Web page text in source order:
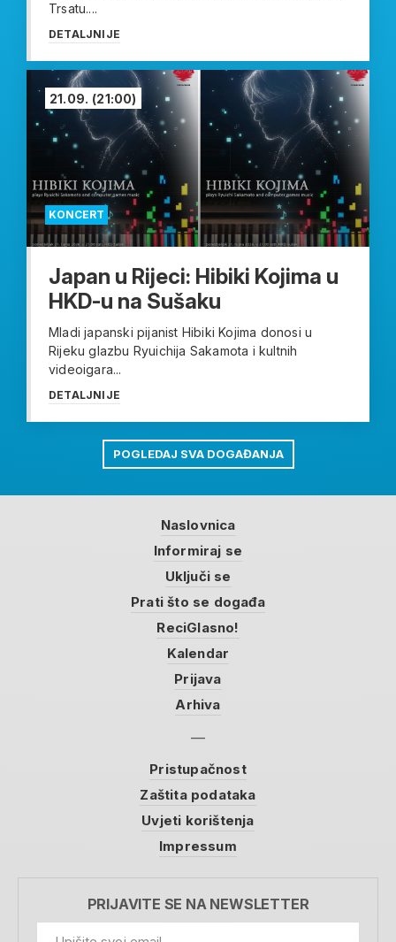
Trsatu....
DETALJNIJE
KONCERT
21.09. (21:00)
Japan u Rijeci: Hibiki Kojima u
HKD-u na Sušaku
Mladi japanski pijanist Hibiki Kojima donosi u
Rijeku glazbu Ryuichija Sakamota i kultnih
videoigara...
DETALJNIJE
POGLEDAJ SVA DOGAĐANJA
Naslovnica
Informiraj se
Uključi se
Prati što se događa
ReciGlasno!
Kalendar
Prijava
Arhiva
Pristupačnost
Zaštita podataka
Uvjeti korištenja
Impressum
PRIJAVITE SE NA NEWSLETTER